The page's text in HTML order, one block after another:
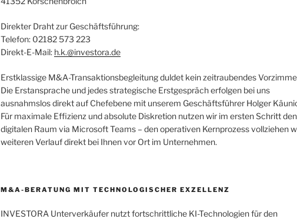
Direkter Draht zur Geschäftsführung:
Telefon: 02182 573 223
Direkt-E-Mail: h.k.@investora.de
Erstklassige M&A-Transaktionsbegleitung duldet kein zeitraubendes
Die Erstansprache und jedes strategische Erstgespräch erfolgen bei uns
ausnahmslos direkt auf Chefebene mit unserem Geschäftsführer Holger
Für maximale Effizienz und absolute Diskretion nutzen wir im ersten Schritt den
digitalen Raum via Microsoft Teams – den operativen Kernprozess vollziehen
weiteren Verlauf direkt bei Ihnen vor Ort im Unternehmen.
M&A-BERATUNG MIT TECHNOLOGISCHER EXZELLENZ
INVESTORA Unterverkäufer nutzt fortschrittliche KI-Technologien für den